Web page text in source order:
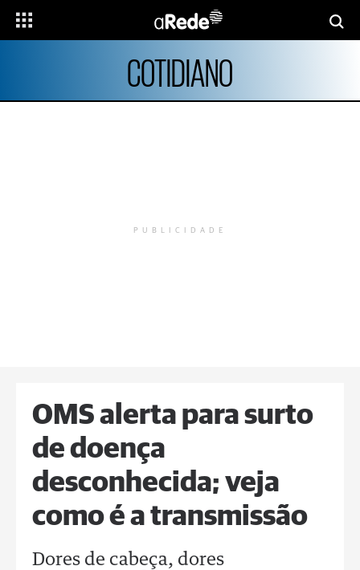
COTIDIANO
PUBLICIDADE
OMS alerta para surto
de doença
desconhecida; veja
como é a transmissão
Dores de cabeça, dores